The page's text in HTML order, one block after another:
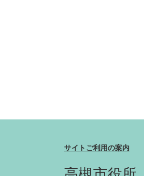
サイトご利用の案内